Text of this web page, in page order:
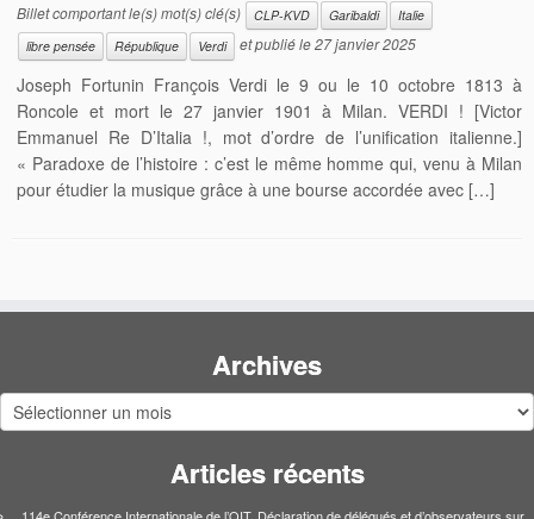
Billet comportant le(s) mot(s) clé(s) CLP-KVD Garibaldi
Italie
libre pensée
République Verdi et publié le27 janvier 2025
Joseph Fortunin François Verdi le 9 ou le 10 octobre 1813 à
Roncole et mort le 27 janvier 1901 à Milan. VERDI ! [Victor
Emmanuel Re D’Italia !, mot d’ordre de l’unification italienne.]
« Paradoxe de l’histoire : c’est le même homme qui, venu à Milan
pour étudier la musique grâce à une bourse accordée avec […]
Archives
Archives
Articles récents
114e Conférence Internationale de l’OIT. Déclaration de délégués et d’observateurs sur